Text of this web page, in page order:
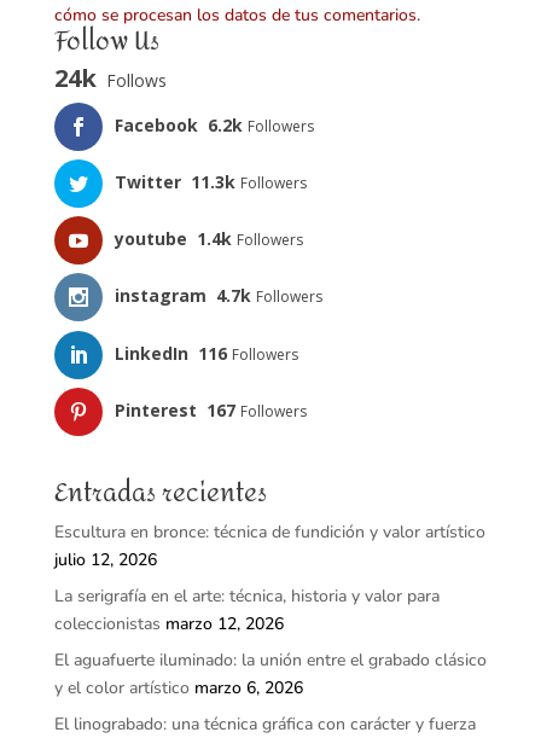
cómo se procesan los datos de tus comentarios.
Follow Us
24k Follows
Facebook 6.2k Followers
Twitter 11.3k Followers
youtube 1.4k Followers
instagram 4.7k Followers
LinkedIn 116 Followers
Pinterest 167 Followers
Entradas recientes
Escultura en bronce: técnica de fundición y valor artístico
julio 12, 2026
La serigrafía en el arte: técnica, historia y valor para
coleccionistas marzo 12, 2026
El aguafuerte iluminado: la unión entre el grabado clásico
y el color artístico marzo 6, 2026
El linograbado: una técnica gráfica con carácter y fuerza